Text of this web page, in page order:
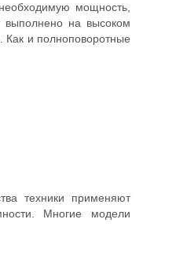
мощность,
выполнено на высоком
Как и полноповоротные
техники применяют
Многие модели